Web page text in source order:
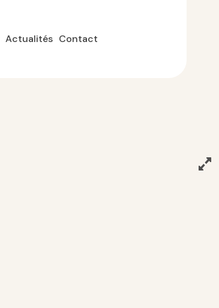
Actualités Contact